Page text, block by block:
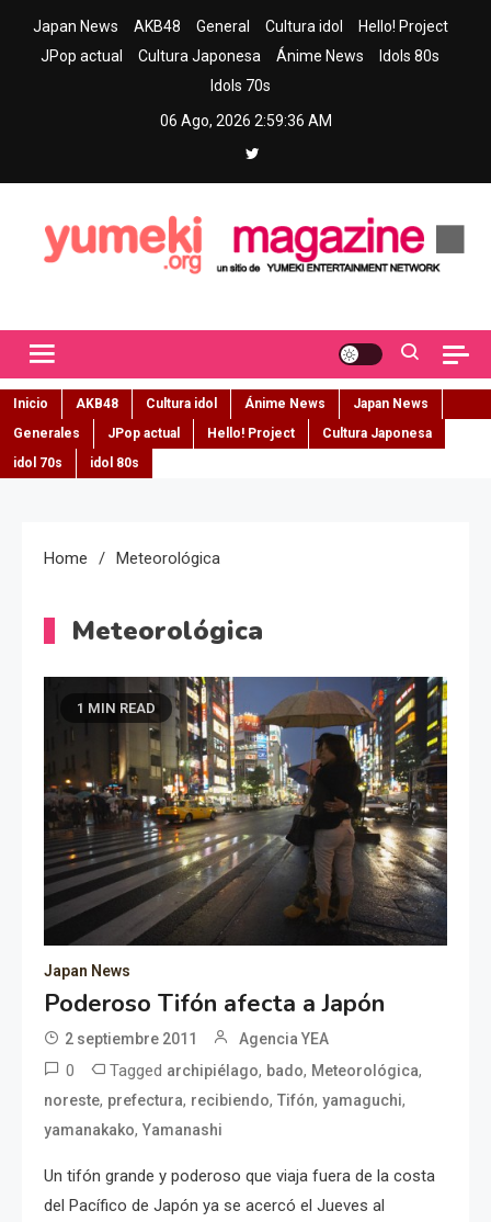
Japan News AKB48 General Cultura idol
Hello! Project
JPop actual
Cultura Japonesa Ánime News
Idols 80s
Idols 70s
06 Ago, 2026 2:59:37 AM
Inicio AKB48 Cultura idol Ánime News
Japan News
Generales
JPop actual Hello! Project
Cultura Japonesa
idol 70s
idol 80s
Home Meteorológica
Meteorológica
1 MIN READ
Japan News
Poderoso Tifón afecta a Japón
2 septiembre 2011 Agencia YEA
0 Tagged archipiélago, bado, Meteorológica,
noreste, prefectura, recibiendo,Tifón,yamaguchi,
yamanakako,Yamanashi
Un tifón grande y poderoso que viaja fuera de la costa
del Pacífico de Japón ya se acercó el Jueves al